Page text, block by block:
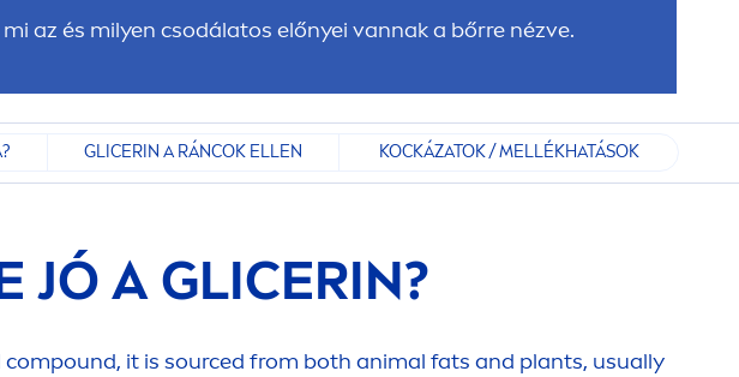
az és milyen csodálatos előnyei vannak a bőrre nézve.
GLICERIN A RÁNCOK ELLEN KOCKÁZATOK / MELLÉKHATÁSOK
JÓ A GLICERIN?
it is sourced from both animal fats and plants, usually